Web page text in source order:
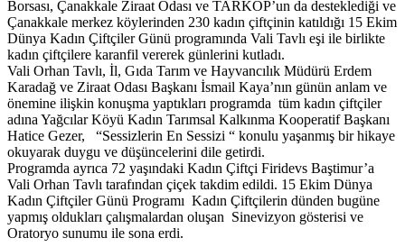
Borsası, Çanakkale Ziraat Odası ve TARKOP’un da desteklediği ve
Çanakkale merkez köylerinden 230 kadın çiftçinin katıldığı 15 Ekim
Dünya Kadın Çiftçiler Günü programında Vali Tavlı eşi ile birlikte
kadın çiftçilere karanfil vererek günlerini kutladı.
Vali Orhan Tavlı, İl, Gıda Tarım ve Hayvancılık Müdürü Erdem
Karadağ ve Ziraat Odası Başkanı İsmail Kaya’nın günün anlam ve
önemine ilişkin konuşma yaptıkları programda tüm kadın çiftçiler
adına Yağcılar Köyü Kadın Tarımsal Kalkınma Kooperatif Başkanı
Hatice Gezer, “Sessizlerin En Sessizi “ konulu yaşanmış bir hikaye
okuyarak duygu ve düşüncelerini dile getirdi.
Programda ayrıca 72 yaşındaki Kadın Çiftçi Firidevs Baştimur’a
Vali Orhan Tavlı tarafından çiçek takdim edildi. 15 Ekim Dünya
Kadın Çiftçiler Günü Programı Kadın Çiftçilerin dünden bugüne
yapmış oldukları çalışmalardan oluşan Sinevizyon gösterisi ve
Oratoryo sunumu ile sona erdi.